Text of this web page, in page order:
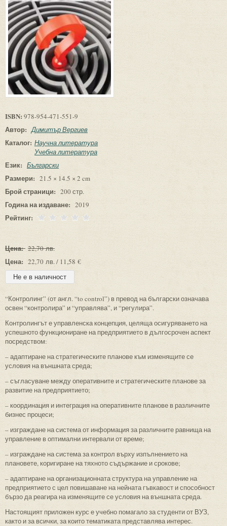
ISBN: 978-954-471-551-9
Автор: Димитър Вергиев
Каталог: Научна литература
Учебна литература
Език: Български
Размери: 21.5 × 14.5 × 2 cm
Брой страници: 200 стр.
Година на издаване: 2019
Рейтинг:
Цена: 22,70 лв.
Цена: 22,70 лв. / 11,58 €
“Контролинг” (от англ. “to control”) в превод на български означава
освен “контролира” и “управлява”, и “регулира”.
Контролингът е управленска концепция, целяща осигуряването на
успешното функциониране на предприятието в дългосрочен аспект
посредством:
– адаптиране на стратегическите планове към изменящите се
условия на външната среда;
– съгласуване между оперативните и стратегическите планове за
развитие на предприятието;
– координация и интеграция на оперативните планове в различните
бизнес процеси;
– изграждане на система от информация за различните равнища на
управление в оптимални интервали от време;
– изграждане на система за контрол върху изпълнението на
плановете, коригиране на тяхното съдържание и срокове;
– адаптиране на организационната структура на управление на
предприятието с цел повишаване на нейната гъвкавост и способност
бързо да реагира на изменящите се условия на външната среда.
Настоящият приложен курс е учебно помагало за студенти от ВУЗ,
както и за всички, за които тематиката представлява интерес.